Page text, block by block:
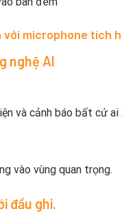
với microphone tích
nghệ AI
và cảnh báo bất cứ
vào vùng quan trọng.
đầu ghi.